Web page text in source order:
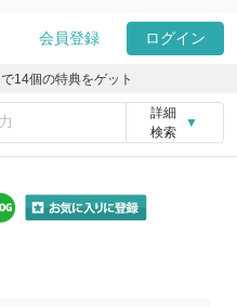
会員登録 ログイン
で14個の特典をゲット
詳細
検索
▼